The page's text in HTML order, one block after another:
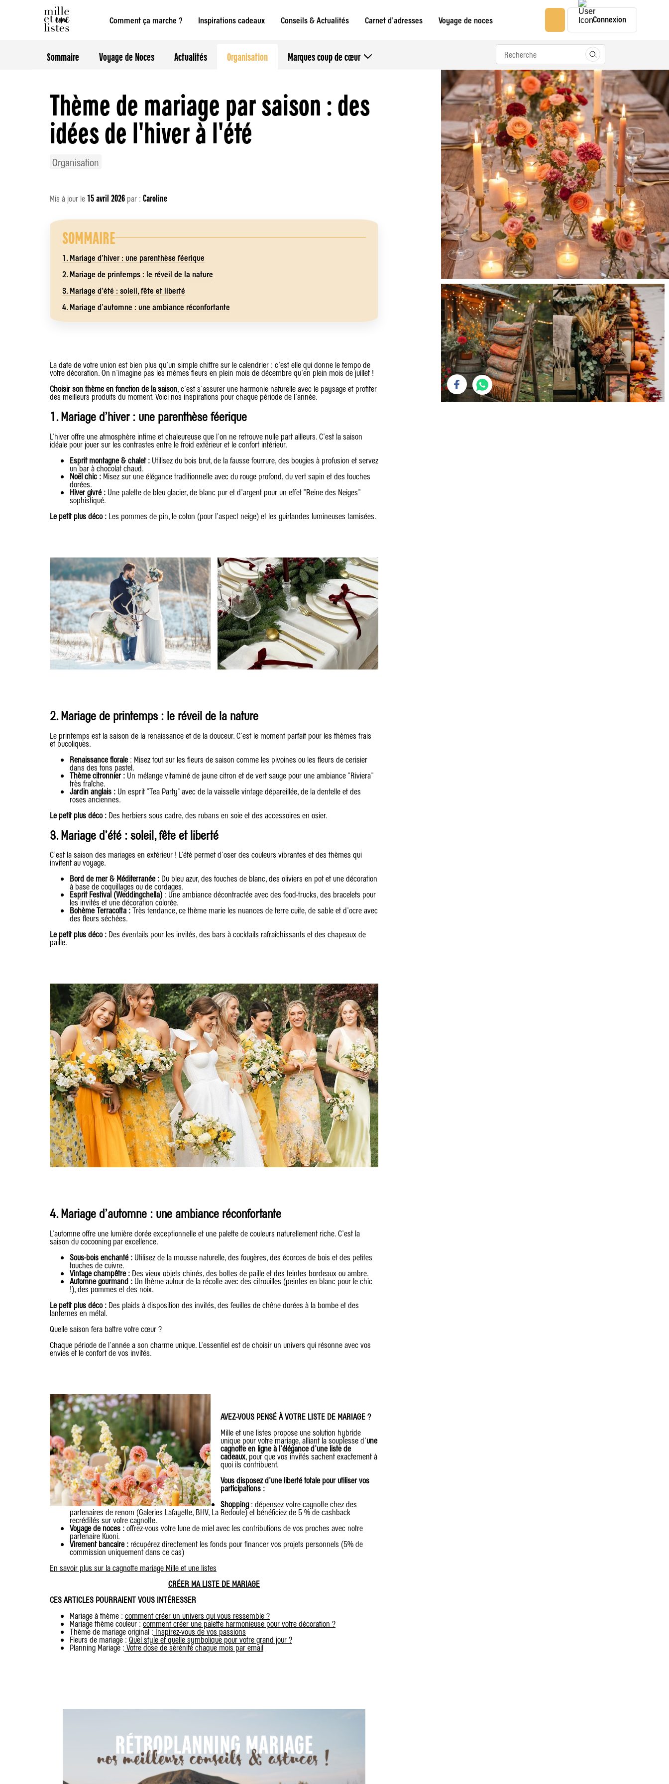
Comment ça marche ? Inspirations cadeaux Conseils & Actualités Carnet d'adresses Voyage de noces Connexion
Sommaire Voyage de Noces Actualités Organisation Marques coup de cœur
Thème de mariage par saison : des
idées de l'hiver à l'été
Organisation
Mis à jour le 15 avril 2026 par : Caroline
SOMMAIRE
1. Mariage d’hiver : une parenthèse féerique
2. Mariage de printemps : le réveil de la nature
3. Mariage d’été : soleil, fête et liberté
4. Mariage d’automne : une ambiance réconfortante
La date de votre union est bien plus qu’un simple chiffre sur le calendrier : c'est elle qui donne le tempo de
votre décoration. On n'imagine pas les mêmes fleurs en plein mois de décembre qu'en plein mois de juillet !
Choisir son thème en fonction de la saison, c'est s'assurer une harmonie naturelle avec le paysage et profiter
des meilleurs produits du moment. Voici nos inspirations pour chaque période de l'année.
1. Mariage d’hiver : une parenthèse féerique
L’hiver offre une atmosphère intime et chaleureuse que l'on ne retrouve nulle part ailleurs. C'est la saison
idéale pour jouer sur les contrastes entre le froid extérieur et le confort intérieur.
Esprit montagne & chalet : Utilisez du bois brut, de la fausse fourrure, des bougies à profusion et servez
un bar à chocolat chaud.
Noël chic : Misez sur une élégance traditionnelle avec du rouge profond, du vert sapin et des touches
dorées.
Hiver givré : Une palette de bleu glacier, de blanc pur et d'argent pour un effet "Reine des Neiges"
sophistiqué.
Le petit plus déco : Les pommes de pin, le coton (pour l'aspect neige) et les guirlandes lumineuses tamisées.
2. Mariage de printemps : le réveil de la nature
Le printemps est la saison de la renaissance et de la douceur. C’est le moment parfait pour les thèmes frais
et bucoliques.
Renaissance florale: Misez tout sur les fleurs de saison comme les pivoines ou les fleurs de cerisier
dans des tons pastel.
Thème citronnier : Un mélange vitaminé de jaune citron et de vert sauge pour une ambiance "Riviera"
très fraîche.
Jardin anglais : Un esprit "Tea Party" avec de la vaisselle vintage dépareillée, de la dentelle et des
roses anciennes.
Le petit plus déco : Des herbiers sous cadre, des rubans en soie et des accessoires en osier.
3. Mariage d’été : soleil, fête et liberté
C’est la saison des mariages en extérieur ! L’été permet d’oser des couleurs vibrantes et des thèmes qui
invitent au voyage.
Bord de mer & Méditerranée : Du bleu azur, des touches de blanc, des oliviers en pot et une décoration
à base de coquillages ou de cordages.
Esprit Festival (Weddingchella) : Une ambiance décontractée avec des food-trucks, des bracelets pour
les invités et une décoration colorée.
Bohème Terracotta : Très tendance, ce thème marie les nuances de terre cuite, de sable et d'ocre avec
des fleurs séchées.
Le petit plus déco : Des éventails pour les invités, des bars à cocktails rafraîchissants et des chapeaux de
paille.
4. Mariage d’automne : une ambiance réconfortante
L’automne offre une lumière dorée exceptionnelle et une palette de couleurs naturellement riche. C’est la
saison du cocooning par excellence.
Sous-bois enchanté : Utilisez de la mousse naturelle, des fougères, des écorces de bois et des petites
touches de cuivre.
Vintage champêtre : Des vieux objets chinés, des bottes de paille et des teintes bordeaux ou ambre.
Automne gourmand : Un thème autour de la récolte avec des citrouilles (peintes en blanc pour le chic
!), des pommes et des noix.
Le petit plus déco : Des plaids à disposition des invités, des feuilles de chêne dorées à la bombe et des
lanternes en métal.
Quelle saison fera battre votre cœur ?
Chaque période de l'année a son charme unique. L'essentiel est de choisir un univers qui résonne avec vos
envies et le confort de vos invités.
AVEZ-VOUS PENSÉ À VOTRE LISTE DE MARIAGE ?
Mille et une listes propose une solution hybride
unique pour votre mariage, alliant la souplesse d’une
cagnotte en ligne à l’élégance d’une liste de
cadeaux, pour que vos invités sachent exactement à
quoi ils contribuent.
Vous disposez d’une liberté totale pour utiliser vos
participations :
Shopping : dépensez votre cagnotte chez des
partenaires de renom (Galeries Lafayette, BHV, La Redoute) et bénéficiez de 5 % de cashback
recrédités sur votre cagnotte.
Voyage de noces : offrez-vous votre lune de miel avec les contributions de vos proches avec notre
partenaire Kuoni.
Virement bancaire : récupérez directement les fonds pour financer vos projets personnels (5% de
commission uniquement dans ce cas)
En savoir plus sur la cagnotte mariage Mille et une listes
CRÉER MA LISTE DE MARIAGE
CES ARTICLES POURRAIENT VOUS INTÉRESSER
Mariage à thème : comment créer un univers qui vous ressemble ?
Mariage thème couleur : comment créer une palette harmonieuse pour votre décoration ?
Thème de mariage original : Inspirez-vous de vos passions
Fleurs de mariage : Quel style et quelle symbolique pour votre grand jour ?
Planning Mariage : Votre dose de sérénité chaque mois par email
Romain Paris
was here